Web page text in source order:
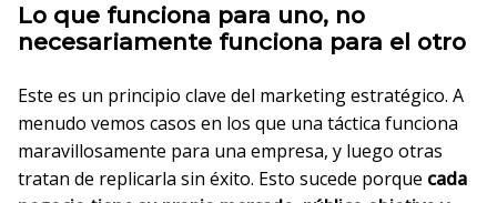
Lo que funciona para uno, no
necesariamente funciona para el otro
Este es un principio clave del marketing estratégico. A
menudo vemos casos en los que una táctica funciona
maravillosamente para una empresa, y luego otras
tratan de replicarla sin éxito. Esto sucede porque cada